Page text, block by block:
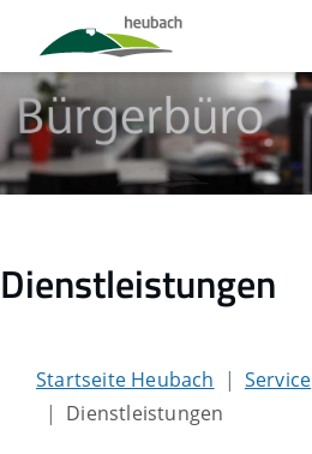
Dienstleistungen
Startseite Heubach Service
Dienstleistungen